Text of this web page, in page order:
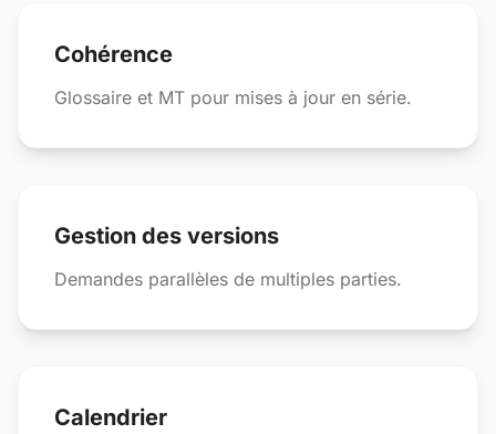
Cohérence
Glossaire et MT pour mises à jour en série.
Gestion des versions
Demandes parallèles de multiples parties.
Calendrier